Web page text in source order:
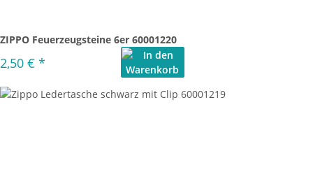
ZIPPO Feuerzeugsteine 6er 60001220
2,50 € *